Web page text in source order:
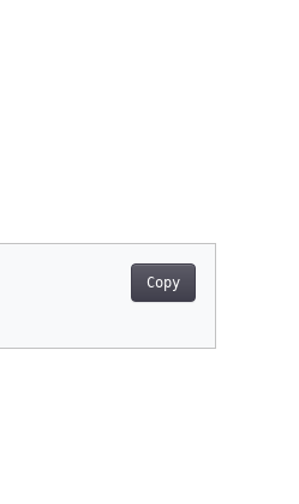
Copy